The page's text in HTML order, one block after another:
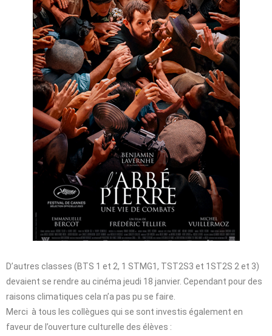
D’autres classes (BTS 1 et 2, 1 STMG1, TST2S3 et 1ST2S 2 et 3)
devaient se rendre au cinéma jeudi 18 janvier. Cependant pour des
raisons climatiques cela n’a pas pu se faire.
Merci à tous les collègues qui se sont investis également en
faveur de l’ouverture culturelle des élèves :